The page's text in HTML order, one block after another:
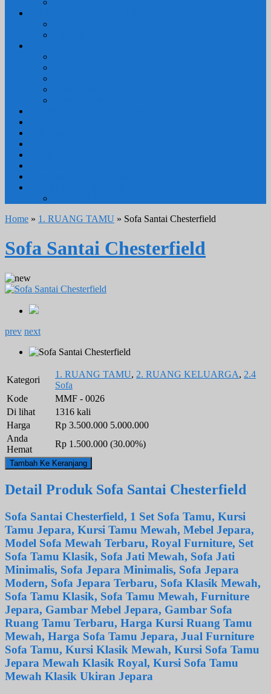
Home » 1. RUANG TAMU » Sofa Santai Chesterfield
Sofa Santai Chesterfield
prev next
Kategori
1. RUANG TAMU, 2. RUANG KELUARGA, 2.4
Sofa
Kode
MMF - 0026
Di lihat
1316 kali
Harga
Rp 3.500.000 5.000.000
Anda
Hemat
Rp 1.500.000 (30.00%)
Detail Produk Sofa Santai Chesterfield
Sofa Santai Chesterfield, 1 Set Sofa Tamu, Kursi
Tamu Jepara, Kursi Tamu Mewah, Mebel Jepara,
Model Sofa Mewah Terbaru, Royal Furniture, Set
Sofa Tamu Klasik, Sofa Jati Mewah, Sofa Jati
Minimalis, Sofa Jepara Minimalis, Sofa Jepara
Modern, Sofa Jepara Terbaru, Sofa Klasik Mewah,
Sofa Tamu Klasik, Sofa Tamu Mewah, Furniture
Jepara, Gambar Mebel Jepara, Gambar Sofa
Ruang Tamu Terbaru, Harga Kursi Ruang Tamu
Mewah, Harga Sofa Tamu Jepara, Jual Furniture
Sofa Tamu, Kursi Klasik Mewah, Kursi Sofa Tamu
Jepara Mewah Klasik Royal, Kursi Sofa Tamu
Mewah Klasik Ukiran Jepara